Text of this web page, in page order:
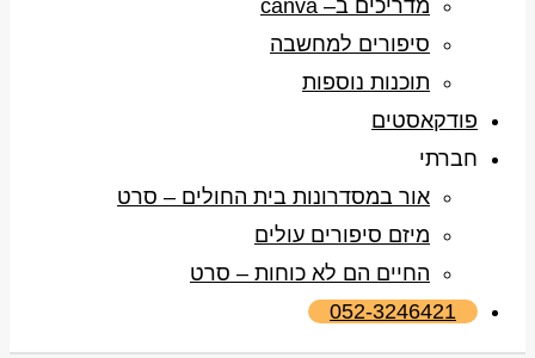
מדריכים ב– canva
סיפורים למחשבה
תוכנות נוספות
פודקאסטים
חברתי
אור במסדרונות בית החולים – סרט
מיזם סיפורים עולים
החיים הם לא כוחות – סרט
052-3246421